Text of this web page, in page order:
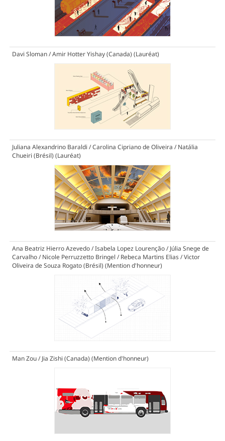
Davi Sloman / Amir Hotter Yishay (Canada) (Lauréat)
Juliana Alexandrino Baraldi / Carolina Cipriano de Oliveira / Natália
Chueiri (Brésil) (Lauréat)
Ana Beatriz Hierro Azevedo / Isabela Lopez Lourenção / Júlia Snege de
Carvalho / Nicole Perruzzetto Bringel / Rebeca Martins Elias / Victor
Oliveira de Souza Rogato (Brésil) (Mention d'honneur)
Man Zou / Jia Zishi (Canada) (Mention d'honneur)